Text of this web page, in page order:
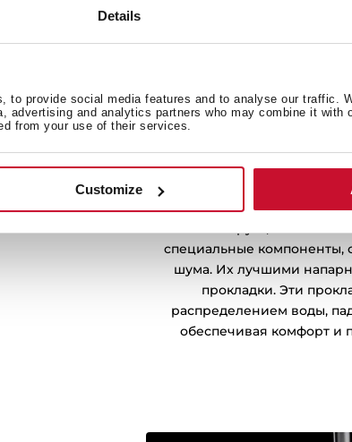
Details
to provide social media features and to analyse our traffic.
advertising and analytics partners who may combine it with
from your use of their services.
Customize
Ваша старая мойка
раздражающего вашу семью?
В конструкции новых
специальные
шума. Их лучшими
прокладки. Эти
распределением воды,
обеспечивая комфорт и